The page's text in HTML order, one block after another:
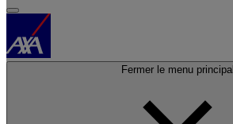
Fermer le menu principal